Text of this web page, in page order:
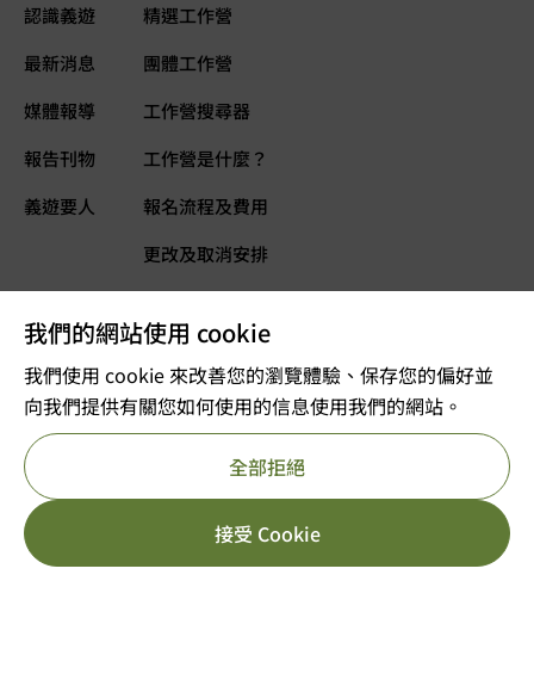
我們的網站使用 cookie
我們使用 cookie 來改善您的瀏覽體驗、保存您的偏好並
向我們提供有關您如何使用的信息使用我們的網站。
接受 Cookie
全部拒絕
HK$
HK$ 立即報名
認識義遊
最新消息
媒體報導
報告刊物
義遊要人
精選工作營
團體工作營
工作營搜尋器
工作營是什麼？
報名流程及費用
更改及取消安排
義遊網誌 立即捐款
©2025 版權屬VOLTRA義遊所有
註冊及編號：公司註冊 53610456獲豁免繳稅的慈善團體
參考編號 : 91/11726